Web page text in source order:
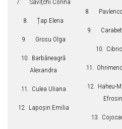
7. Savițchi Corina
8. Țap Elena
9. Grosu Olga
10. Barbăneagră
Alexandra
11. Culea Uliana
12. Lapoșin Emilia
8. Pavlenco
9. Carabet
10.
11.
12. Haheu-
13.